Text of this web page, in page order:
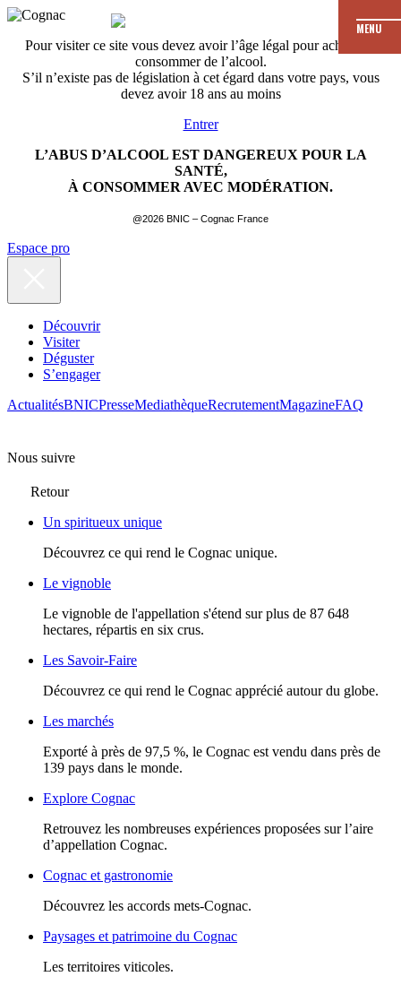
Pour visiter ce site vous devez avoir l’âge légal pour acheter et
consommer de l’alcool.
S’il n’existe pas de législation à cet égard dans votre pays, vous
devez avoir 18 ans au moins
Entrer
L’ABUS D’ALCOOL EST DANGEREUX POUR LA
SANTÉ,
À CONSOMMER AVEC MODÉRATION.
@2026 BNIC – Cognac France
MENU
Espace pro
Découvrir
Visiter
Déguster
S’engager
ActualitésBNICPresseMediathèqueRecrutementMagazineFAQ
Nous suivre
Retour
Un spiritueux unique
Découvrez ce qui rend le Cognac unique.
Le vignoble
Le vignoble de l'appellation s'étend sur plus de 87 648
hectares, répartis en six crus.
Les Savoir-Faire
Découvrez ce qui rend le Cognac apprécié autour du globe.
Les marchés
Exporté à près de 97,5 %, le Cognac est vendu dans près de
139 pays dans le monde.
Explore Cognac
Retrouvez les nombreuses expériences proposées sur l’aire
d’appellation Cognac.
Cognac et gastronomie
Découvrez les accords mets-Cognac.
Paysages et patrimoine du Cognac
Les territoires viticoles.